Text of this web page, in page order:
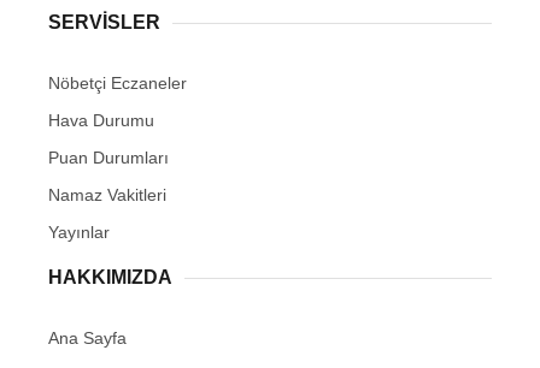
SERVİSLER
Nöbetçi Eczaneler
Hava Durumu
Puan Durumları
Namaz Vakitleri
Yayınlar
HAKKIMIZDA
Ana Sayfa